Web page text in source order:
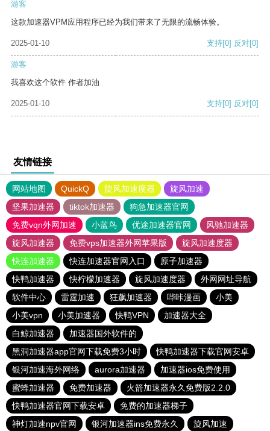
游客
这款加速器VPM应用程序已经为我们带来了无限的流畅体验。
2025-01-10 支持[0] 反对[0]
游客
我喜欢这个软件 作者加油
2025-01-10 支持[0] 反对[0]
友情链接
网站地图 QuickQ 旋风加速度器
旋风加速
坚果加速器
tiktok加速器
狗急加速器官网
免费vqn外网加速
小蓝鸟 优途加速器官网
风驰加速器
旋风加速器
免费vps加速器外网苹果版
旋风加速度器
快连加速器
快连加速器官网入口
原子加速器
快鸭加速器
快柠檬加速器 旋风加速度器
外网网址导航
软件中心
雷霆加速 狂飙加速器 哔咔漫画
小美
小美vpn
小美加速器 快鸭VPN
加速器大全
白鲸加速器
加速器国外软件的
黑洞加速器app官网下载免费3小时
快鸭加速器下载官网安卓
银河加速海外网络
aurora加速器
加速器ios免费使用
蜜蜂加速器
免费加速器
火箭加速器永久免费版2.2.0
快鸭加速器官网下载安卓
免费的加速器梯子
神灯加速npv官网
银河加速器ins免费永久 旋风加速